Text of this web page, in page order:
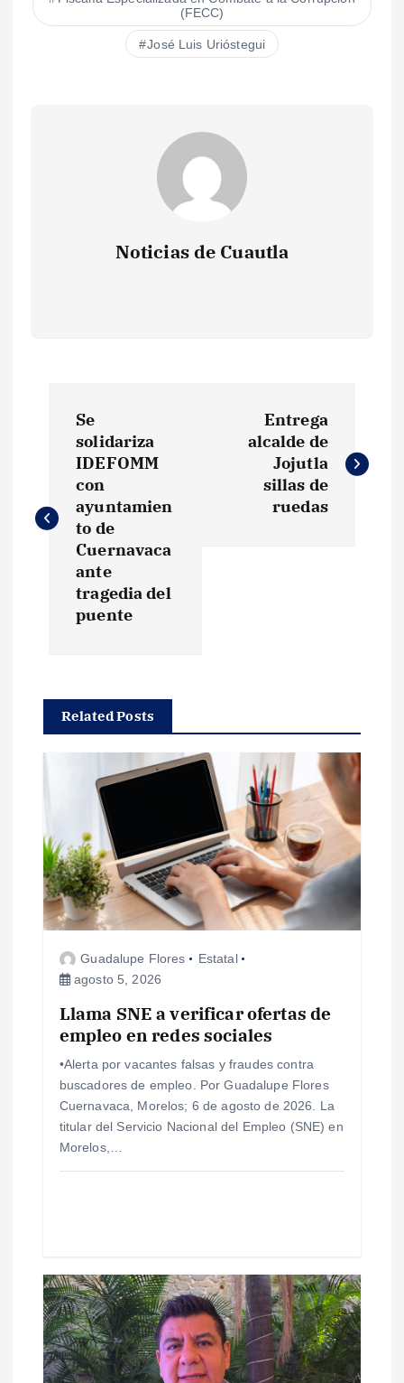
(FECC)
José Luis Urióstegui
Noticias de Cuautla
e
ó
n
d
e
e
Se
solidariza
IDEFOMM
con
ayuntamien
to de
Cuernavaca
ante
tragedia del
puente
Entrega
alcalde de
Jojutla
sillas de
ruedas
Related Posts
Guadalupe Flores
Estatal
agosto 5, 2026
Llama SNE a verificar ofertas de
empleo en redes sociales
•Alerta por vacantes falsas y fraudes contra
buscadores de empleo. Por Guadalupe Flores
Cuernavaca, Morelos; 6 de agosto de 2026. La
titular del Servicio Nacional del Empleo (SNE) en
Morelos,…